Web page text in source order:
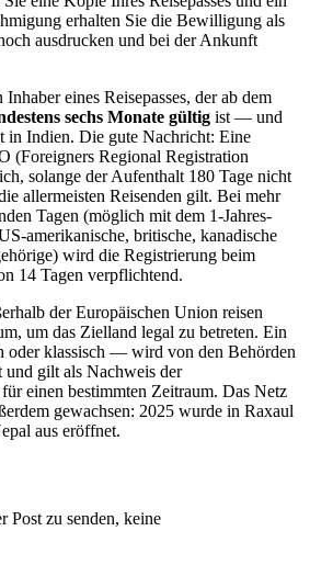
erhalten Sie die Bewilligung als
ausdrucken und bei der Ankunft
eines Reisepasses, der ab dem
sechs Monate gültig ist — und
in Indien. Die gute Nachricht: Eine
(Foreigners Regional Registration
solange der Aufenthalt 180 Tage nicht
allermeisten Reisenden gilt. Bei mehr
Tagen (möglich mit dem 1-Jahres-
amerikanische, britische, kanadische
wird die Registrierung beim
14 Tagen verpflichtend.
der Europäischen Union reisen
um das Zielland legal zu betreten. Ein
klassisch — wird von den Behörden
und gilt als Nachweis der
einen bestimmten Zeitraum. Das Netz
gewachsen: 2025 wurde in Raxaul
aus eröffnet.
zu senden, keine